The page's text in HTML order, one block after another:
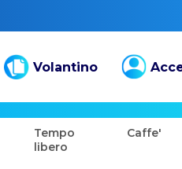
Volantino
Tempo
libero
Caffe'